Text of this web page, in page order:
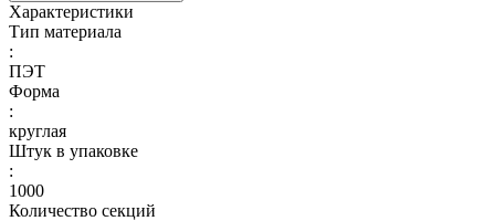
Характеристики
Тип материала
:
ПЭТ
Форма
:
круглая
Штук в упаковке
:
1000
Количество секций